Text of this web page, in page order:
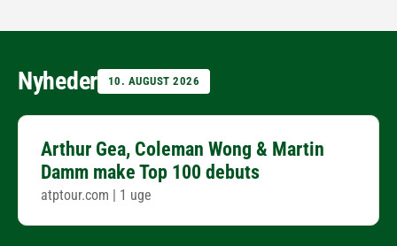
Nyheder 10. AUGUST 2026
Arthur Gea, Coleman Wong & Martin
Damm make Top 100 debuts
atptour.com | 1 uge